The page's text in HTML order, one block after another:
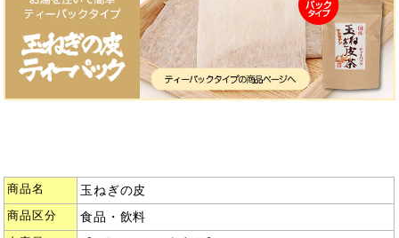
商品名 玉ねぎの皮
商品区分 食品・飲料